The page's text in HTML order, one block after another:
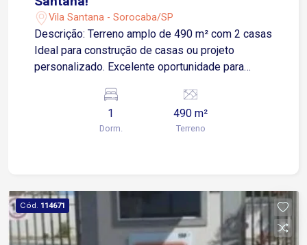
Vila Santana - Sorocaba/SP
Descrição: Terreno amplo de 490 m² com 2 casas
Ideal para construção de casas ou projeto
personalizado. Excelente oportunidade para
Aguirre e Av. José Joaquim de Lacerda Fácil
acesso a mercados, comércios e diversos
1
Dorm.
490 m²
Terreno
Cód. 114671